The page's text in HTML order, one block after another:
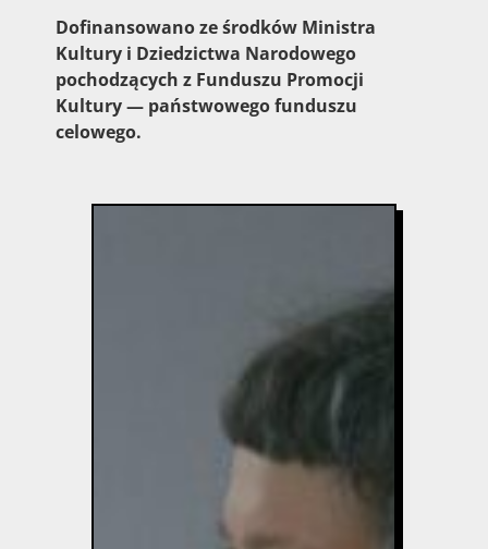
Dofinansowano ze środków Ministra
Kultury i Dziedzictwa Narodowego
pochodzących z Funduszu Promocji
Kultury — państwowego funduszu
celowego.